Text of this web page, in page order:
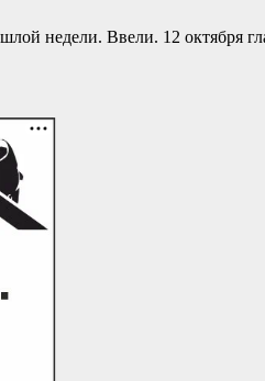
недели. Ввели. 12 октября